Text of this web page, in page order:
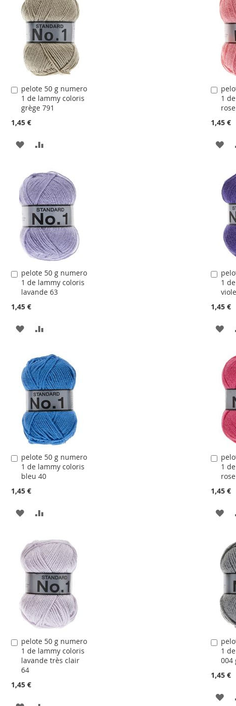
LISTE
D'ACHATS
pelote 50 g numero
1 de lammy coloris
grège 791
1,45 €
Ajouter
au
panier
AJOUTER
LA
LISTE
D'ACHATS
COMPARATEUR
1
1,45 €
au
LA
pelote 50 g numero
1 de lammy coloris
lavande 63
1,45 €
Ajouter
au
panier
AJOUTER
LA
LISTE
D'ACHATS
COMPARATEUR
1
1,45 €
au
LA
pelote 50 g numero
1 de lammy coloris
bleu 40
1,45 €
Ajouter
au
panier
AJOUTER
LA
LISTE
D'ACHATS
COMPARATEUR
1
1,45 €
au
LA
pelote 50 g numero
1 de lammy coloris
lavande très clair
64
1,45 €
Ajouter
au
panier
1
004
1,45 €
au